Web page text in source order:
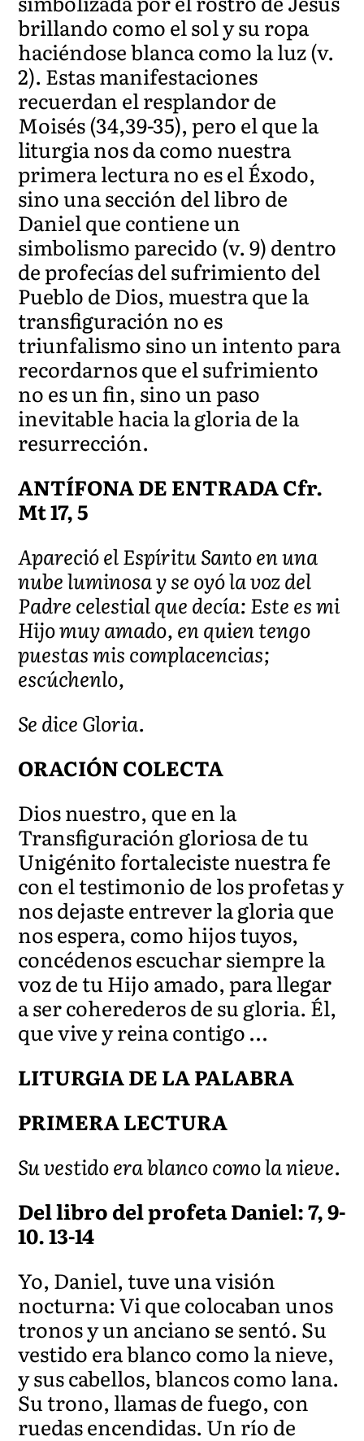
brillando como el sol y su ropa
haciéndose blanca como la luz (v.
2). Estas manifestaciones
recuerdan el resplandor de
Moisés (34,39-35), pero el que la
liturgia nos da como nuestra
primera lectura no es el Éxodo,
sino una sección del libro de
Daniel que contiene un
simbolismo parecido (v. 9) dentro
de profecías del sufrimiento del
Pueblo de Dios, muestra que la
transfiguración no es
triunfalismo sino un intento para
recordarnos que el sufrimiento
no es un fin, sino un paso
inevitable hacia la gloria de la
resurrección.
ANTÍFONA DE ENTRADA Cfr.
Mt 17, 5
Apareció el Espíritu Santo en una
nube luminosa y se oyó la voz del
Padre celestial que decía: Este es mi
Hijo muy amado, en quien tengo
puestas mis complacencias;
escúchenlo,
Se dice Gloria.
ORACIÓN COLECTA
Dios nuestro, que en la
Transfiguración gloriosa de tu
Unigénito fortaleciste nuestra fe
con el testimonio de los profetas y
nos dejaste entrever la gloria que
nos espera, como hijos tuyos,
concédenos escuchar siempre la
voz de tu Hijo amado, para llegar
a ser coherederos de su gloria. Él,
que vive y reina contigo …
LITURGIA DE LA PALABRA
PRIMERA LECTURA
Su vestido era blanco como la nieve.
Del libro del profeta Daniel: 7, 9-
10. 13-14
Yo, Daniel, tuve una visión
nocturna: Vi que colocaban unos
tronos y un anciano se sentó. Su
vestido era blanco como la nieve,
y sus cabellos, blancos como lana.
Su trono, llamas de fuego, con
ruedas encendidas. Un río de